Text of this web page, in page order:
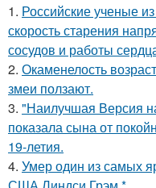
1. Российские ученые
скорость старения
сосудов и работы
2. Окаменелость
змеи ползают.
3. "Наилучшая Версия
показала сына от
19-летия.
4. Умер один из самых